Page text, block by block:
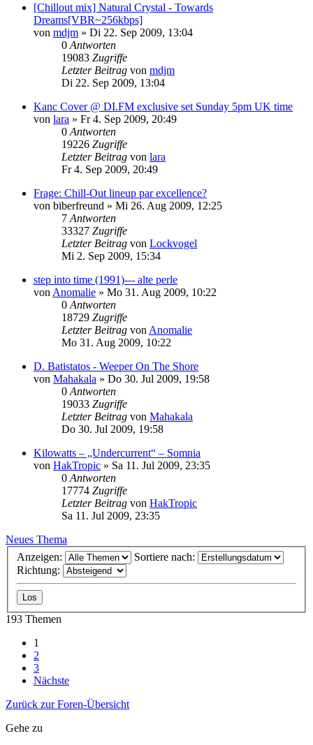
[Chillout mix] Natural Crystal - Towards
Dreams[VBR~256kbps]
von mdjm » Di 22. Sep 2009, 13:04
0 Antworten
19083 Zugriffe
Letzter Beitrag von mdjm
Di 22. Sep 2009, 13:04
Kanc Cover @ DI.FM exclusive set Sunday 5pm UK time
von lara » Fr 4. Sep 2009, 20:49
0 Antworten
19226 Zugriffe
Letzter Beitrag von lara
Fr 4. Sep 2009, 20:49
Frage: Chill-Out lineup par excellence?
von biberfreund » Mi 26. Aug 2009, 12:25
7 Antworten
33327 Zugriffe
Letzter Beitrag von Lockvogel
Mi 2. Sep 2009, 15:34
step into time (1991)--- alte perle
von Anomalie » Mo 31. Aug 2009, 10:22
0 Antworten
18729 Zugriffe
Letzter Beitrag von Anomalie
Mo 31. Aug 2009, 10:22
D. Batistatos - Weeper On The Shore
von Mahakala » Do 30. Jul 2009, 19:58
0 Antworten
19033 Zugriffe
Letzter Beitrag von Mahakala
Do 30. Jul 2009, 19:58
Kilowatts – „Undercurrent“ – Somnia
von HakTropic » Sa 11. Jul 2009, 23:35
0 Antworten
17774 Zugriffe
Letzter Beitrag von HakTropic
Sa 11. Jul 2009, 23:35
Neues Thema
Anzeigen:
Sortiere nach:
Richtung:
193 Themen
1
2
3
Nächste
Zurück zur Foren-Übersicht
Gehe zu